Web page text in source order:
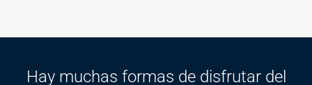
Hay muchas formas de disfrutar del